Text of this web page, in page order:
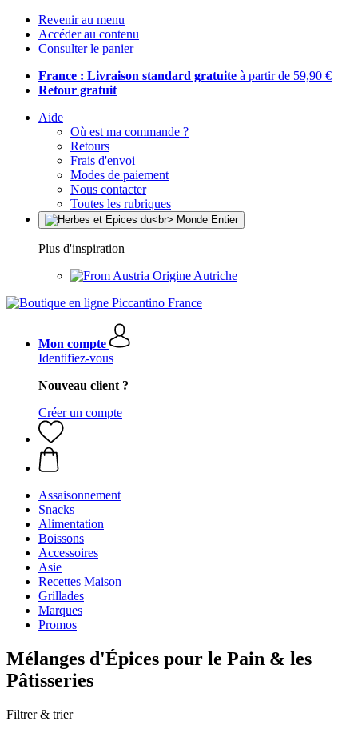
Revenir au menu
Accéder au contenu
Consulter le panier
France : Livraison standard gratuite à partir de 59,90 €
Retour gratuit
Aide
Où est ma commande ?
Retours
Frais d'envoi
Modes de paiement
Nous contacter
Toutes les rubriques
Plus d'inspiration
Origine Autriche
Mon compte
Identifiez-vous
Nouveau client ?
Créer un compte
Assaisonnement
Snacks
Alimentation
Boissons
Accessoires
Asie
Recettes Maison
Grillades
Marques
Promos
Mélanges d'Épices pour le Pain & les
Pâtisseries
Filtrer & trier